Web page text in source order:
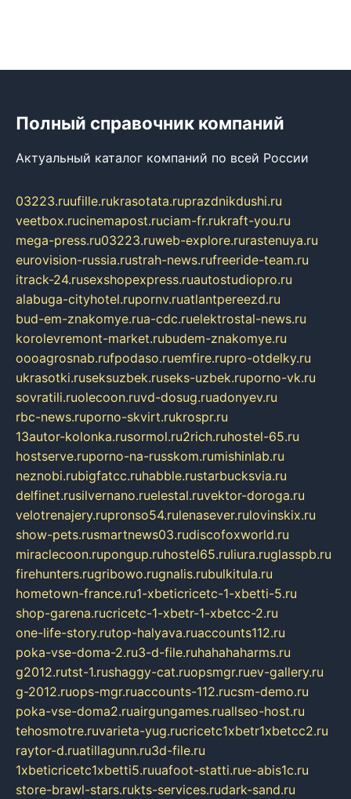
Полный справочник компаний
Актуальный каталог компаний по всей России
03223.ruufille.rukrasotata.ruprazdnikdushi.ru
veetbox.rucinemapost.ruciam-fr.rukraft-you.ru
mega-press.ru03223.ruweb-explore.rurastenuya.ru
eurovision-russia.rustrah-news.rufreeride-team.ru
itrack-24.rusexshopexpress.ruautostudiopro.ru
alabuga-cityhotel.rupornv.ruatlantpereezd.ru
bud-em-znakomye.rua-cdc.ruelektrostal-news.ru
korolevremont-market.rubudem-znakomye.ru
oooagrosnab.rufpodaso.ruemfire.rupro-otdelky.ru
ukrasotki.ruseksuzbek.ruseks-uzbek.ruporno-vk.ru
sovratili.ruolecoon.ruvd-dosug.ruadonyev.ru
rbc-news.ruporno-skvirt.rukrospr.ru
13autor-kolonka.rusormol.ru2rich.ruhostel-65.ru
hostserve.ruporno-na-russkom.rumishinlab.ru
neznobi.rubigfatcc.ruhabble.rustarbucksvia.ru
delfinet.rusilvernano.ruelestal.ruvektor-doroga.ru
velotrenajery.rupronso54.rulenasever.rulovinskix.ru
show-pets.rusmartnews03.rudiscofoxworld.ru
miraclecoon.rupongup.ruhostel65.ruliura.ruglasspb.ru
firehunters.rugribowo.rugnalis.rubulkitula.ru
hometown-france.ru1-xbeticricetc-1-xbetti-5.ru
shop-garena.rucricetc-1-xbetr-1-xbetcc-2.ru
one-life-story.rutop-halyava.ruaccounts112.ru
poka-vse-doma-2.ru3-d-file.ruhahahaharms.ru
g2012.rutst-1.rushaggy-cat.ruopsmgr.ruev-gallery.ru
g-2012.ruops-mgr.ruaccounts-112.rucsm-demo.ru
poka-vse-doma2.ruairgungames.ruallseo-host.ru
tehosmotre.ruvarieta-yug.rucricetc1xbetr1xbetcc2.ru
raytor-d.ruatillagunn.ru3d-file.ru
1xbeticricetc1xbetti5.ruuafoot-statti.rue-abis1c.ru
store-brawl-stars.rukts-services.rudark-sand.ru